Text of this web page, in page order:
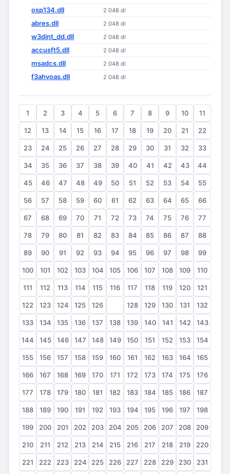
osp134.dll 2 048 dl
abres.dll 2 048 dl
w3dint_dd.dll 2 048 dl
accusft5.dll 2 048 dl
msadcs.dll 2 048 dl
f3ahvoas.dll 2 048 dl
1 2 3 4 5 6 7 8 9 10 11
12 13 14 15 16 17 18 19 20 21 22
23 24 25 26 27 28 29 30 31 32 33
34 35 36 37 38 39 40 41 42 43 44
45 46 47 48 49 50 51 52 53 54 55
56 57 58 59 60 61 62 63 64 65 66
67 68 69 70 71 72 73 74 75 76 77
78 79 80 81 82 83 84 85 86 87 88
89 90 91 92 93 94 95 96 97 98 99
100 101 102 103 104 105 106 107 108 109 110
111 112 113 114 115 116 117 118 119 120 121
122 123 124 125 126 128 129 130 131 132
133 134 135 136 137 138 139 140 141 142 143
144 145 146 147 148 149 150 151 152 153 154
155 156 157 158 159 160 161 162 163 164 165
166 167 168 169 170 171 172 173 174 175 176
177 178 179 180 181 182 183 184 185 186 187
188 189 190 191 192 193 194 195 196 197 198
199 200 201 202 203 204 205 206 207 208 209
210 211 212 213 214 215 216 217 218 219 220
221 222 223 224 225 226 227 228 229 230 231